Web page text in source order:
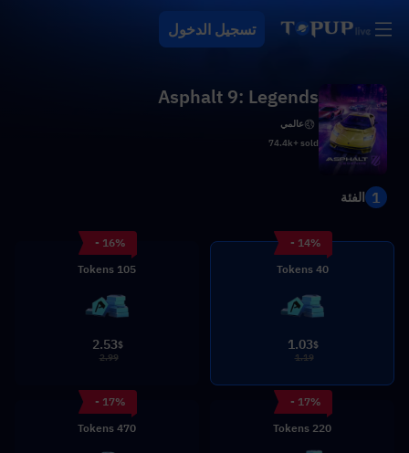
تسجيل الدخول
Asphalt 9: Legends
عالمي
74.4k+ sold
1 الفئة
- 14%
40 Tokens
$
1.03
1.19
- 16%
105 Tokens
$
2.53
2.99
- 17%
220 Tokens
- 17%
470 Tokens